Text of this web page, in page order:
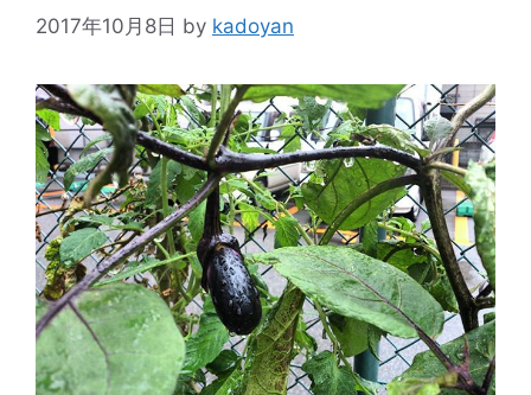
2017年10月8日 by kadoyan